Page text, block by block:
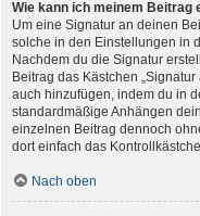
Wie kann ich meinem Beitrag
Um eine Signatur an deinen
solche in den Einstellungen in
Nachdem du die Signatur
Beitrag das Kästchen
auch hinzufügen, indem du in
standardmäßige Anhängen
einzelnen Beitrag dennoch
dort einfach das
Nach oben